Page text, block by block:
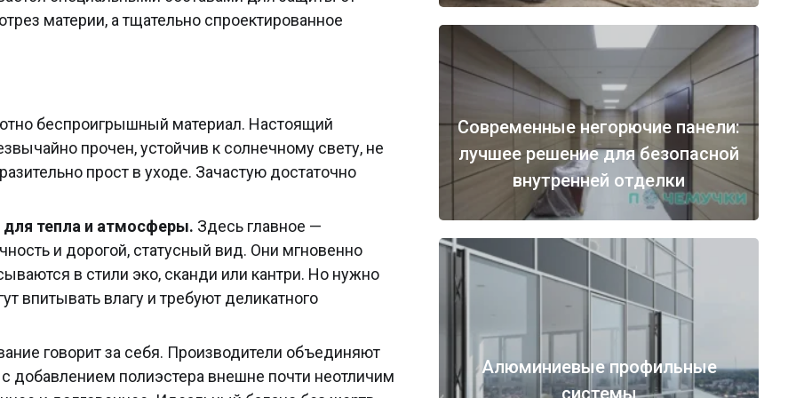
материи, а тщательно спроектированное
беспроигрышный материал. Настоящий
прочен, устойчив к солнечному свету, не
прост в уходе. Зачастую достаточно
тепла и атмосферы. Здесь главное —
и дорогой, статусный вид. Они мгновенно
в стили эко, сканди или кантри. Но нужно
впитывать влагу и требуют деликатного
говорит за себя. Производители объединяют
добавлением полиэстера внешне почти неотличим
Современные негорючие панели:
лучшее решение для безопасной
внутренней отделки
Алюминиевые профильные